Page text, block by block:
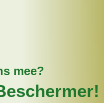
mee?